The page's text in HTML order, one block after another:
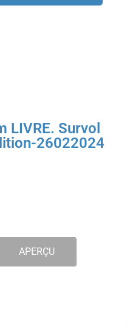
LIVRE. Survol
26022024
APERÇU